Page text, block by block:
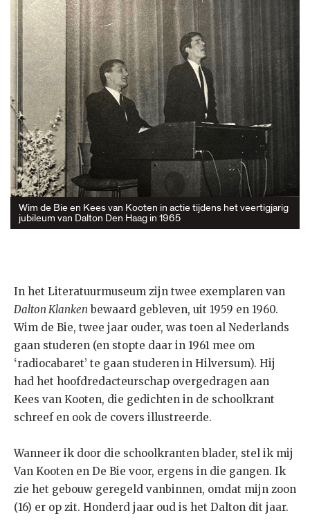
Wim de Bie en Kees van Kooten in actie tijdens het veertigjarig
jubileum van Dalton Den Haag in 1965
In het Literatuurmuseum zijn twee exemplaren van
Dalton Klanken bewaard gebleven, uit 1959 en 1960.
Wim de Bie, twee jaar ouder, was toen al Nederlands
gaan studeren (en stopte daar in 1961 mee om
‘radiocabaret’ te gaan studeren in Hilversum). Hij
had het hoofdredacteurschap overgedragen aan
Kees van Kooten, die gedichten in de schoolkrant
schreef en ook de covers illustreerde.
Wanneer ik door die schoolkranten blader, stel ik mij
Van Kooten en De Bie voor, ergens in die gangen. Ik
zie het gebouw geregeld vanbinnen, omdat mijn zoon
(16) er op zit. Honderd jaar oud is het Dalton dit jaar.